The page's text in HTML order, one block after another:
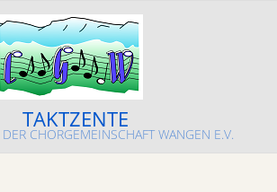
TAKTZENTE
CHORGEMEINSCHAFT WANGEN E.V.